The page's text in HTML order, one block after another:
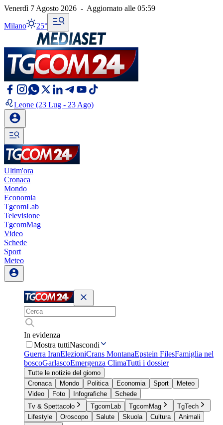
Venerdì 7 Agosto 2026 - Aggiornato alle 05:59
Milano 25°
Leone (23 Lug - 23 Ago)
Ultim'ora
Cronaca
Mondo
Economia
TgcomLab
Televisione
TgcomMag
Video
Schede
Sport
Meteo
In evidenza
Mostra tuttiNascondi
Guerra IranElezioniCrans MontanaEpstein FilesFamiglia nel
boscoGarlascoEmergenza ClimaTutti i dossier
Tutte le notizie del giorno
Cronaca
Mondo Politica Economia Sport
Meteo
Video
Foto Infografiche
Schede
Tv & Spettacolo
TgcomLab TgcomMag
TgTech
Lifestyle
Oroscopo Salute Skuola Cultura
Animali